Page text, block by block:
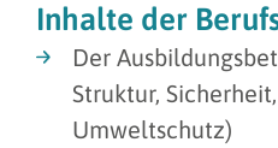
Inhalte der
Der
Struktur,
Umweltschutz)